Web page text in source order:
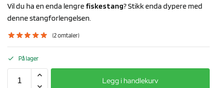
Vil du ha en enda lengre fiskestang? Stikk enda dypere med
denne stangforlengelsen.
(2omtaler)
På lager
Legg i handlekurv